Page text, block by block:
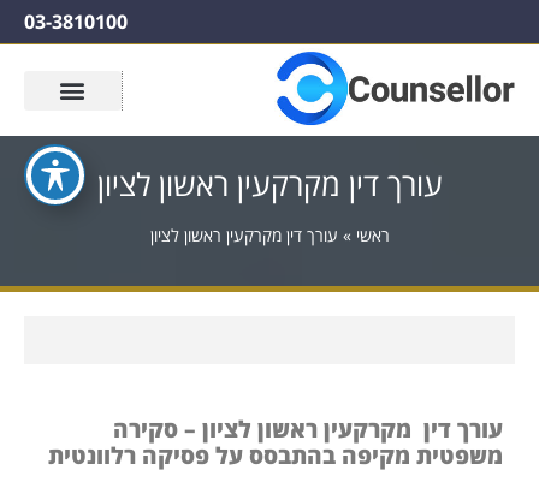
03-3810100
עורך דין מקרקעין ראשון לציון
ראשי » עורך דין מקרקעין ראשון לציון
עורך דין מקרקעין ראשון לציון – סקירה
משפטית מקיפה בהתבסס על פסיקה רלוונטית